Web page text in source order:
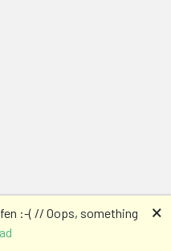
:-( // Oops, something
🗙